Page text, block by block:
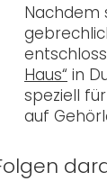
Nachdem
Haus“ in
speziell
auf